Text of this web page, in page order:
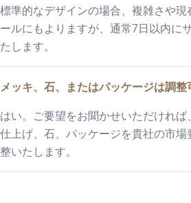
標準的なデザインの場合、複雑さや現
ールにもよりますが、通常7日以内に
たします。
メッキ、石、またはパッケージは調整
はい。ご要望をお聞かせいただければ
仕上げ、石、パッケージを貴社の市場
整いたします。